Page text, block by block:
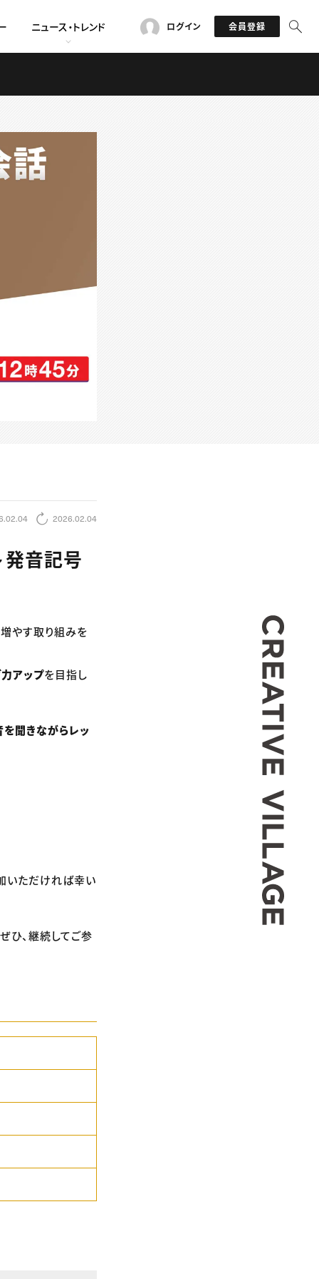
ニュース・トレンド ログイン 会員登録
2026.02.04
発音記号
やす取り組みを
アップを目指し
聞きながらレッ
いただければ幸い
ひ、継続してご参